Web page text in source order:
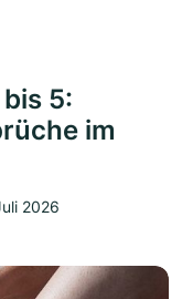
5:
im
2026